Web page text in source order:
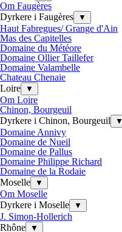
Om Faugères
Dyrkere i Faugères
▼
Haut Fabregues/ Grange d'Ain
Mas des Capitelles
Domaine du Météore
Domaine Ollier Taillefer
Domaine Valambelle
Chateau Chenaie
Loire
▼
Om Loire
Chinon, Bourgeuil
Dyrkere i Chinon, Bourgeuil
▼
Domaine Annivy
Domaine de Nueil
Domaine de Pallus
Domaine Philippe Richard
Domaine de la Rodaie
Moselle
▼
Om Moselle
Dyrkere i Moselle
▼
J. Simon-Hollerich
Rhône
▼